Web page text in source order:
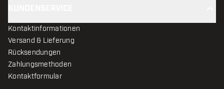
Kontaktinformationen
Versand & Lieferung
Rücksendungen
Zahlungsmethoden
Kontaktformular